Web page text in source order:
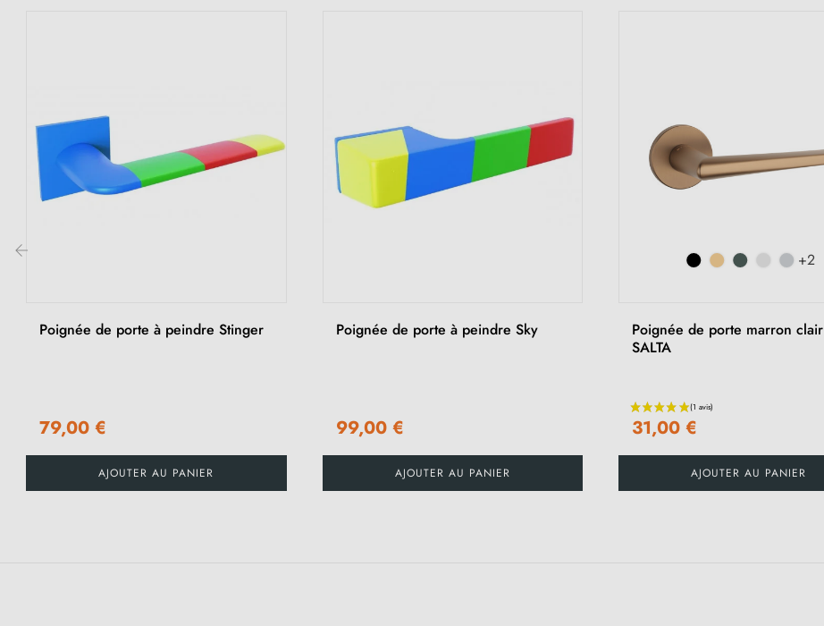
Poignée de porte à peindre Stinger
79,00 €
AJOUTER AU PANIER
Poignée de porte à peindre Sky
99,00 €
AJOUTER AU PANIER
+2
Poignée de porte marron clair
SALTA
31,00 €
AJOUTER AU PANIER